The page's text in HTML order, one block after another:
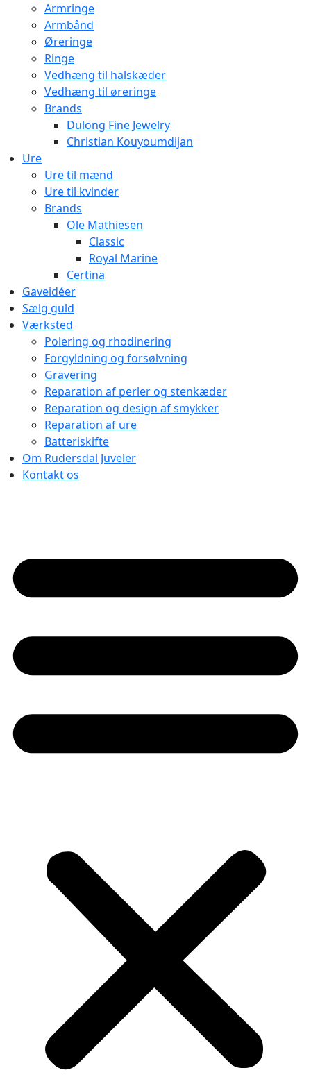
Armringe
Armbånd
Øreringe
Ringe
Vedhæng til halskæder
Vedhæng til øreringe
Brands
Dulong Fine Jewelry
Christian Kouyoumdijan
Ure
Ure til mænd
Ure til kvinder
Brands
Ole Mathiesen
Classic
Royal Marine
Certina
Gaveidéer
Sælg guld
Værksted
Polering og rhodinering
Forgyldning og forsølvning
Gravering
Reparation af perler og stenkæder
Reparation og design af smykker
Reparation af ure
Batteriskifte
Om Rudersdal Juveler
Kontakt os